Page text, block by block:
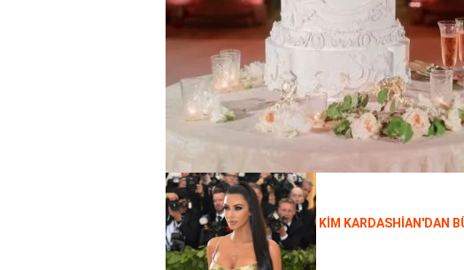
KİM KARDASHİAN'DAN